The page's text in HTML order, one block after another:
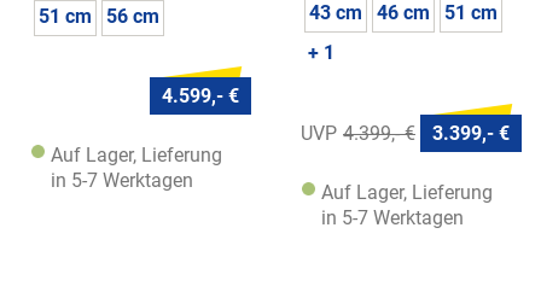
51 cm 56 cm
4.599,- €
Auf Lager, Lieferung
in 5-7 Werktagen
43 cm 46 cm
51 cm
+ 1
4.399,- € 3.399,- €
Auf Lager, Lieferung
in 5-7 Werktagen